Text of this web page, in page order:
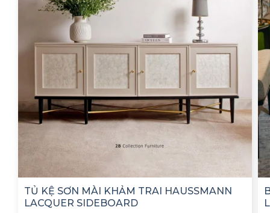
TỦ KỆ SƠN MÀI KHẢM TRAI HAUSSMANN
LACQUER SIDEBOARD